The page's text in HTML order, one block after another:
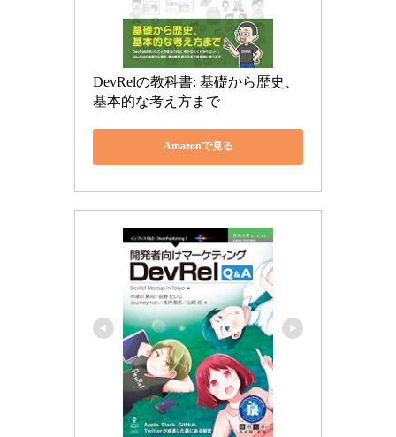
DevRelの教科書: 基礎から歴史、
基本的な考え方まで
Amazonで見る